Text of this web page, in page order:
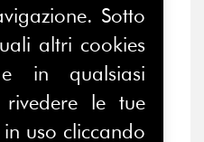
Eventi
estiva,
Sotto
altri cookies
in qualsiasi
le tue
uso cliccando